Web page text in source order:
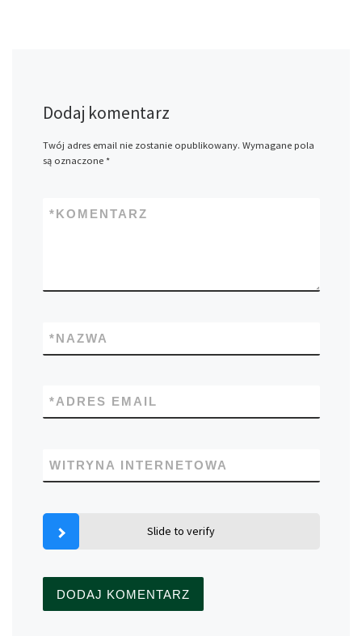
Dodaj komentarz
Twój adres email nie zostanie opublikowany. Wymagane pola
są oznaczone *
KOMENTARZ
*
NAZWA
*
ADRES EMAIL
*
WITRYNA INTERNETOWA
Slide to verify